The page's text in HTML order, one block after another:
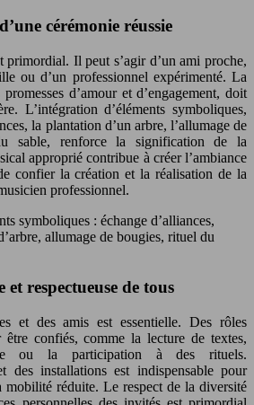
cérémonie réussie
Il peut s’agir d’un ami proche,
ou d’un professionnel expérimenté. La
d’amour et d’engagement, doit
L’intégration d’éléments symboliques,
la plantation d’un arbre, l’allumage de
sable, renforce la signification de la
approprié contribue à créer l’ambiance
confier la création et la réalisation de la
professionnel.
symboliques : échange d’alliances,
allumage de bougies, rituel du
respectueuse de tous
et des amis est essentielle. Des rôles
être confiés, comme la lecture de textes,
ou la participation à des rituels.
des installations est indispensable pour
mobilité réduite. Le respect de la diversité